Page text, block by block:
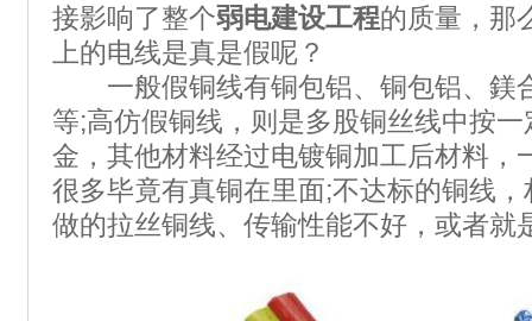
接影响了整个弱电建设工程的质量，那
上的电线是真是假呢？
一般假铜线有铜包铝、铜包铝、鎂
等;高仿假铜线，则是多股铜丝线中按
金，其他材料经过电镀铜加工后材料，
很多毕竟有真铜在里面;不达标的铜线
做的拉丝铜线、传输性能不好，或者就